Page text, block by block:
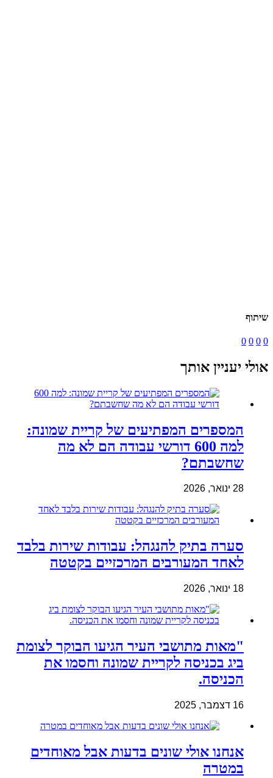
שיתוף
0
0
0
0
אולי יעניין אותך
המספרים המפתיעים של קריית שמונה:
למה 600 דורשי עבודה הם לא מה
שחשבתם?
28 ינואר, 2026
סערה בתיק להנגהל: עבודות שירות בלבד
לאחד המעורבים המרכזיים בקטטה
18 ינואר, 2026
"מאות מתושבי העיר הגיעו הבוקר לצומת
ביג בכניסה לקריית שמונה וחסמו את
הכניסה.
16 דצמבר, 2025
אנחנו אולי שונים בדעות אבל מאוחדים
במטרה